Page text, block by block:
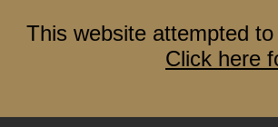
This website attempted
Click here